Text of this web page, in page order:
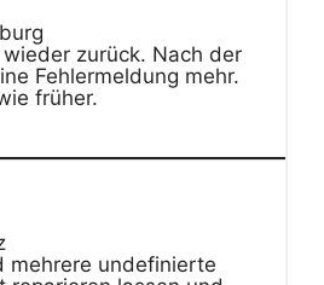
zurück. Nach der
Fehlermeldung mehr.
früher.
mehrere undefinierte